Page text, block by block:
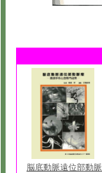
脳底動脈遠位部動脈